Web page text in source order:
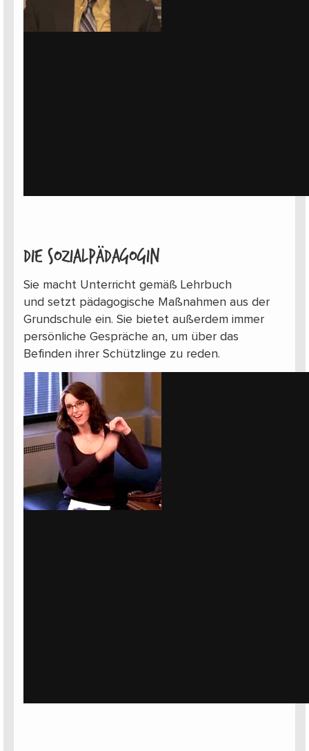
Die Sozialpädagogin
Sie macht Unterricht gemäß Lehrbuch
und setzt pädagogische Maßnahmen aus der
Grundschule ein. Sie bietet außerdem immer
persönliche Gespräche an, um über das
Befinden ihrer Schützlinge zu reden.